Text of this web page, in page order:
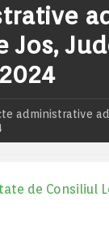
Jos,
administrative
de Consiliul